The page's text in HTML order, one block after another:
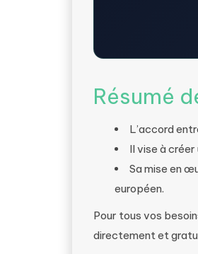
Résumé
L’accord
Il vise à
Sa mise en
européen.
Pour tous vos
directement et